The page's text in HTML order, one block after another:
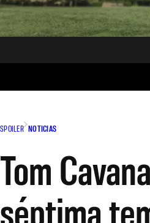
SPOILER NOTICIAS
Tom
séptima